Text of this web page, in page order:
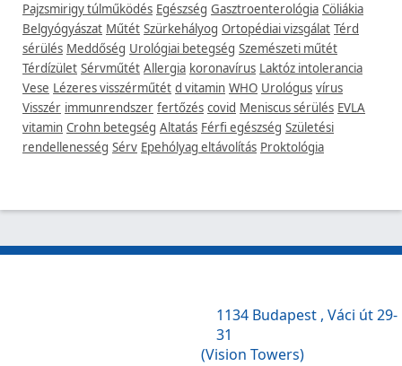
Pajzsmirigy túlműködés Egészség Gasztroenterológia Cöliákia
Belgyógyászat Műtét Szürkehályog Ortopédiai vizsgálat Térd
sérülés Meddőség Urológiai betegség Szemészeti műtét
Térdízület Sérvműtét Allergia koronavírus Laktóz intolerancia
Vese Lézeres visszérműtét d vitamin WHO Urológus vírus
Visszér immunrendszer fertőzés covid Meniscus sérülés EVLA
vitamin Crohn betegség Altatás Férfi egészség Születési
rendellenesség Sérv Epehólyag eltávolítás Proktológia
1134 Budapest , Váci út 29-
31
(Vision Towers)